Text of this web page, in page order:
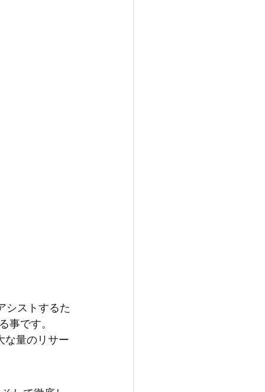
シストするた
事です。
な量のリサー